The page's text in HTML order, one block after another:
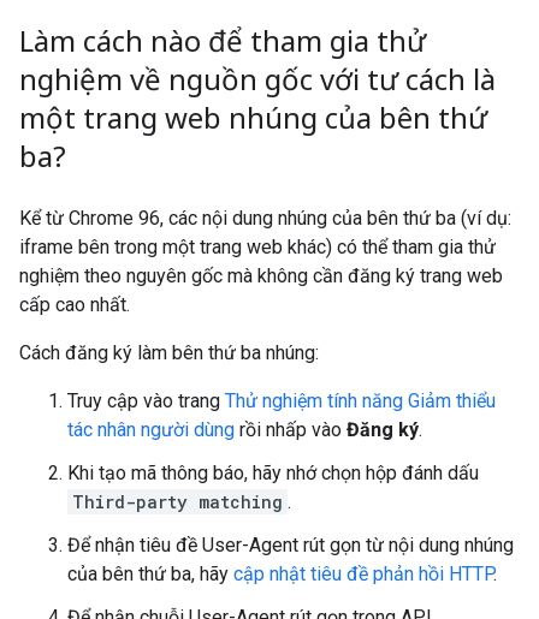
Làm cách nào để tham gia thử
nghiệm về nguồn gốc với tư cách là
một trang web nhúng của bên thứ
ba?
Kể từ Chrome 96, các nội dung nhúng của bên thứ ba (ví dụ:
iframe bên trong một trang web khác) có thể tham gia thử
nghiệm theo nguyên gốc mà không cần đăng ký trang web
cấp cao nhất.
Cách đăng ký làm bên thứ ba nhúng:
Truy cập vào trang Thử nghiệm tính năng Giảm thiểu
tác nhân người dùng rồi nhấp vào Đăng ký.
Khi tạo mã thông báo, hãy nhớ chọn hộp đánh dấu
Third-party matching .
Để nhận tiêu đề User-Agent rút gọn từ nội dung nhúng
của bên thứ ba, hãy cập nhật tiêu đề phản hồi HTTP.